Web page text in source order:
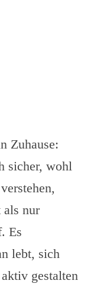
Zuhause:
sicher, wohl
als nur
Es
lebt, sich
gestalten